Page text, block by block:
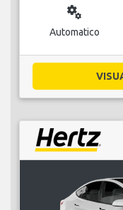
miscellaneous_services
Automatico